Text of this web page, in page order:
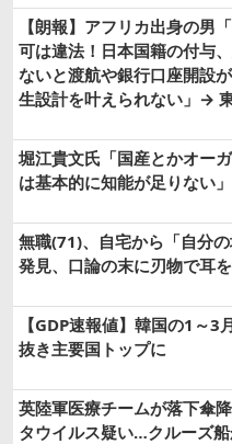
【朗報】アフリカ出身の男
可は違法！日本国籍の付与
ないと渡航や銀行口座開設
生設計を叶えられない」→
堀江貴文氏「国産とかオー
は基本的に知能が足りない」
無職(71)、自宅から「自分
発見、口論の末に刃物で耳
【GDP速報値】韓国の1～
抜き主要国トップに
英陸軍医療チームが落下傘
タウイルス疑い…クルーズ船